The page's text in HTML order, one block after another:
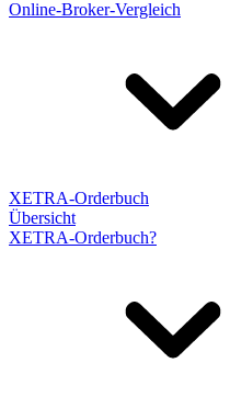
Online-Broker-Vergleich
XETRA-Orderbuch
Übersicht
XETRA-Orderbuch?